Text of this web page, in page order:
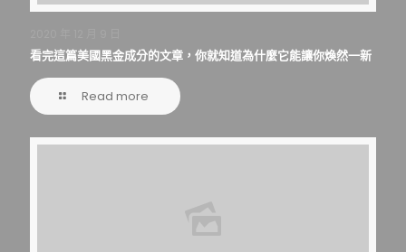
看完這篇美國黑金成分的文章，你就知道為什麼它能讓你煥然一新
Read more